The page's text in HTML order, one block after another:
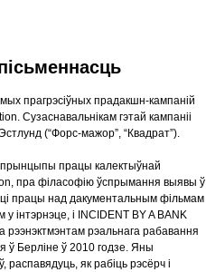
прагрэсіўных прадакшн-кампаній
Сузаснавальнікам гэтай кампаніі
(“Форс-мажор”, “Квадрат”).
прынцыпы працы калектыўнай
пра філасофію ўспрымання выявы ў
працы над дакументальным фільмам
у інтэрнэце, і INCIDENT BY A BANK
рээнэктмэнтам рэальнага рабавання
ў Берліне ў 2010 годзе. Яны
распавядуць, як рабіць рэсёрч і